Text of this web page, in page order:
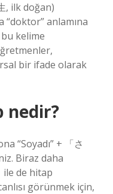
, ilk doğan)
“doktor” anlamına
kelime
bir ifade olarak
nedir?
“Soyadı” + 「さ
Biraz daha
ile de hitap
görünmek için,